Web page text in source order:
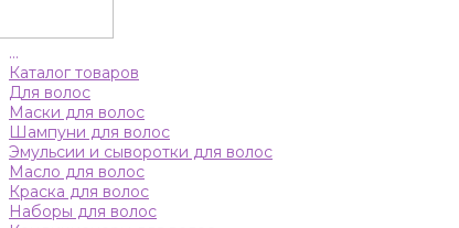
...
Каталог товаров
Для волос
Маски для волос
Шампуни для волос
Эмульсии и сыворотки для волос
Масло для волос
Краска для волос
Наборы для волос